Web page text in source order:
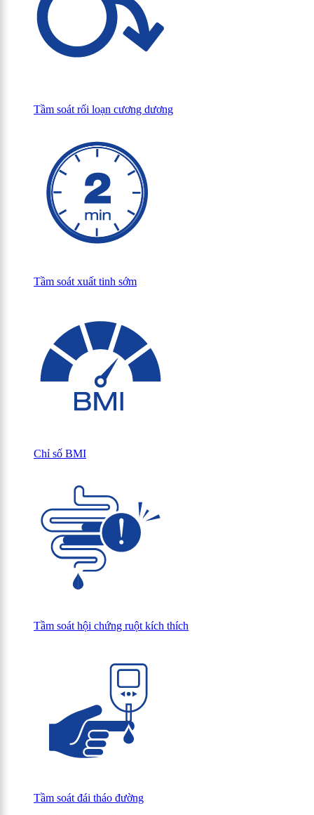
Tầm soát rối loạn cương dương
Tầm soát xuất tinh sớm
Chỉ số BMI
Tầm soát hội chứng ruột kích thích
Tầm soát đái tháo đường